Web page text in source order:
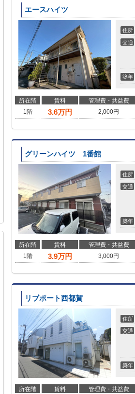
エースハイツ
住所
交通
築年
所在階 賃料 管理費・共益費
1階
3.6万円 2,000円
グリーンハイツ 1番館
住所
交通
築年
所在階 賃料 管理費・共益費
1階
3.9万円 3,000円
リブポート西都賀
住所
交通
築年
所在階 賃料 管理費・共益費